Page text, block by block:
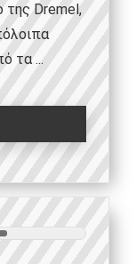
της Dremel,
τα ...